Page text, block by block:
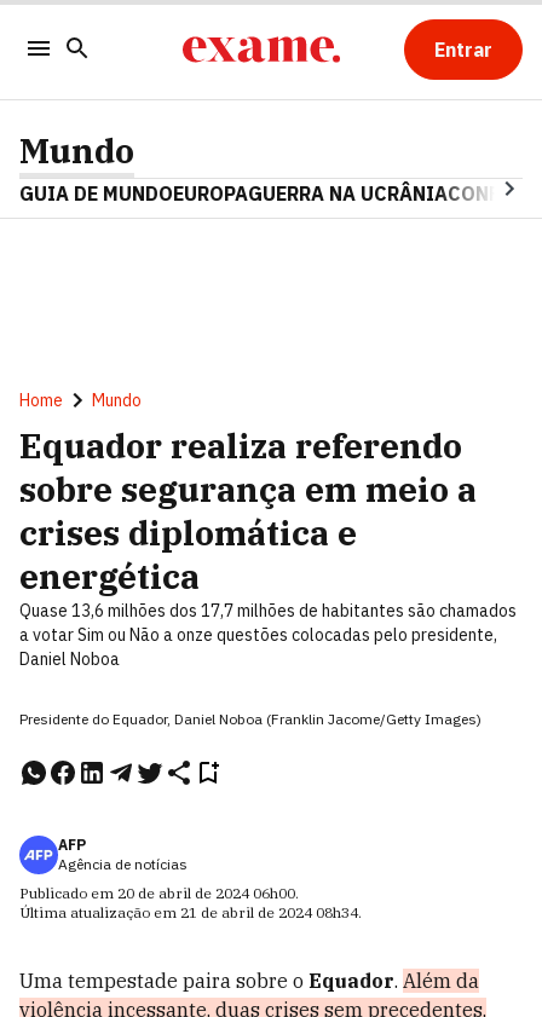
Entrar
Mundo
GUIA DE MUNDOEUROPAGUERRA NA UCRÂNIA
Home Mundo
Equador realiza referendo
sobre segurança em meio a
crises diplomática e
energética
Quase 13,6 milhões dos 17,7 milhões de habitantes são chamados
a votar Sim ou Não a onze questões colocadas pelo presidente,
Daniel Noboa
Presidente do Equador, Daniel Noboa (Franklin Jacome/Getty Images)
AFP
Agência de notícias
Publicado em 20 de abril de 2024 06h00.
Última atualização em 21 de abril de 2024 08h34.
Uma tempestade paira sobre o Equador. Além da
violência incessante, duas crises sem precedentes,